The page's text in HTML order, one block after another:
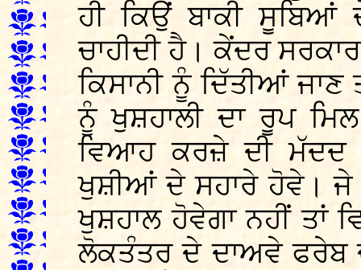
ਹੀ ਕਿਉਂ ਬਾਕੀ ਸੂਬਿਆਂ
ਚਾਹੀਦੀ ਹੈ। ਕੇਂਦਰ
ਕਿਸਾਨੀ ਨੂੰ ਦਿੱਤੀਆਂ
ਨੂੰ ਖੁਸ਼ਹਾਲੀ ਦਾ ਰੂਪ
ਵਿਆਹ ਕਰਜ਼ੇ ਦੀ ਮੱਦਦ
ਖੁਸ਼ੀਆਂ ਦੇ ਸਹਾਰੇ ਹੋਵੇ। ਜੇ
ਖੁਸ਼ਹਾਲ ਹੋਵੇਗਾ ਨਹੀਂ ਤਾਂ
ਲੋਕਤੰਤਰ ਦੇ ਦਾਅਵੇ